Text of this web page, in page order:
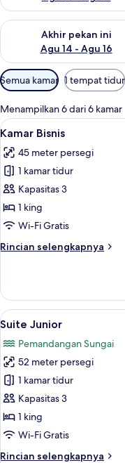
Akhir pekan ini
Agu 14 - Agu 16
Periksa ketersediaan
Filter
tersedia
untuk
kamar
Semua kamar 1 tempat tidur
Menampilkan 6 dari 6 kamar
Lihat
semua
foto
untuk
Kamar
Bisnis
24
Kamar Bisnis
45 meter persegi
1 kamar tidur
Kapasitas 3
1 king
Wi-Fi Gratis
Rincian selengkapnya
Rincian
Kamar
Bisnis
Lihat
semua
foto
untuk
Suite
Junior
21
Suite Junior
Pemandangan Sungai
52 meter persegi
1 kamar tidur
Kapasitas 3
1 king
Wi-Fi Gratis
Rincian selengkapnya
Rincian